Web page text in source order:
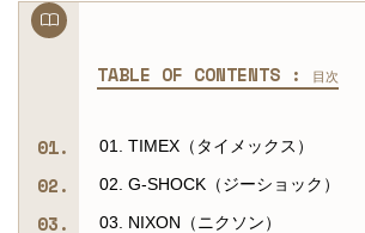
TABLE OF CONTENTS : 目次
01. TIMEX（タイメックス）
02. G-SHOCK（ジーショック）
03. NIXON（ニクソン）